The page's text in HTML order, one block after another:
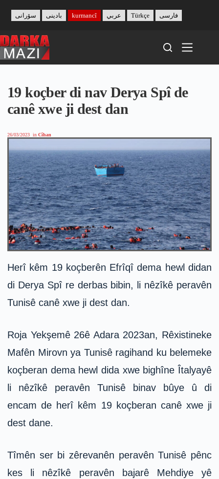
content
بادینی سۆرانی kurmancî عربي Türkçe فارسی
19 koçber di nav Derya Spî de
canê xwe ji dest dan
26/03/2023 in Cîhan
Herî kêm 19 koçberên Efrîqî dema hewl didan
di Derya Spî re derbas bibin, li nêzîkê peravên
Tunisê canê xwe ji dest dan.
Roja Yekşemê 26ê Adara 2023an, Rêxistineke
Mafên Mirovn ya Tunisê ragihand ku belemeke
koçberan dema hewl dida xwe bighîne Îtalyayê
li nêzîkê peravên Tunisê binav bûye û di
encam de herî kêm 19 koçberan canê xwe ji
dest dane.
Tîmên ser bi zêrevanên peravên Tunisê pênc
kes li nêzîkê peravên bajarê Mehdiye yê